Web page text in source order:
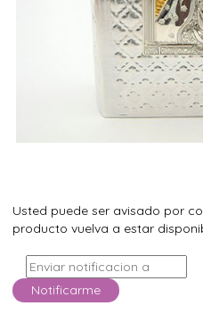
Usted puede ser avisado por
producto vuelva a estar
Notificarme